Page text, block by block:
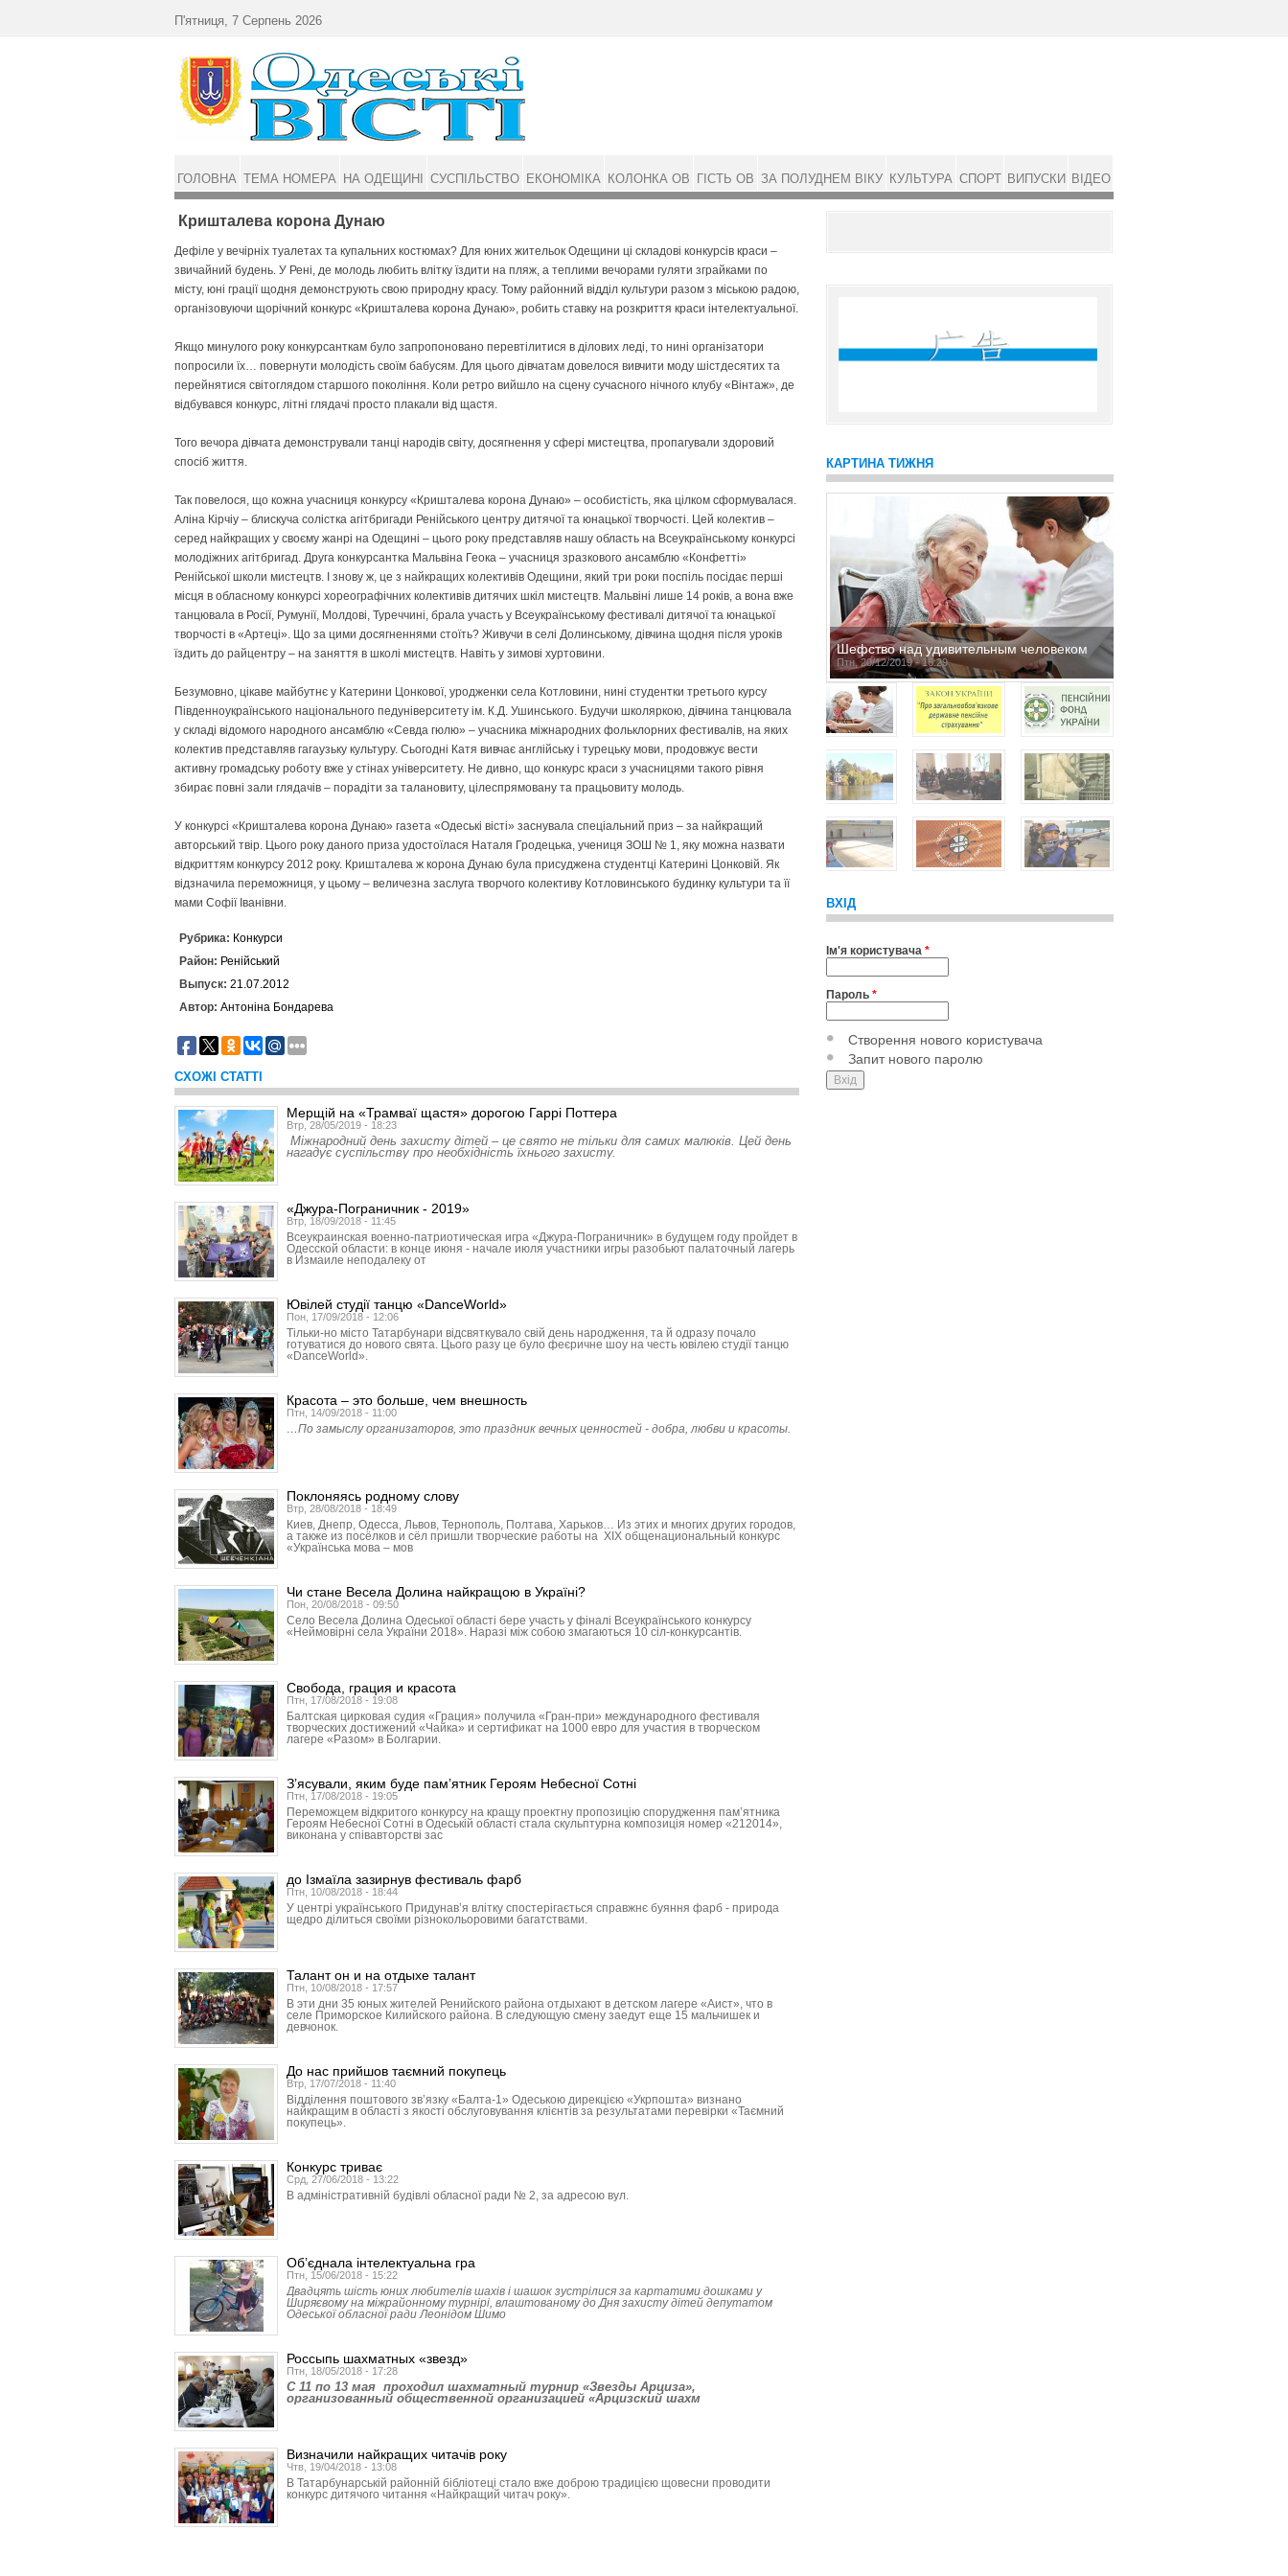
Кришталева корона Дунаю
Дефіле у вечірніх туалетах та купальних костюмах? Для юних жительок Одещини ці складові конкурсів краси –
звичайний будень. У Рені, де молодь любить влітку їздити на пляж, а теплими вечорами гуляти зграйками по
місту, юні грації щодня демонструють свою природну красу. Тому районний відділ культури разом з міською радою,
організовуючи щорічний конкурс «Кришталева корона Дунаю», робить ставку на розкриття краси інтелектуальної.
Якщо минулого року конкурсанткам було запропоновано перевтілитися в ділових леді, то нині організатори
попросили їх… повернути молодість своїм бабусям. Для цього дівчатам довелося вивчити моду шістдесятих та
перейнятися світоглядом старшого покоління. Коли ретро вийшло на сцену сучасного нічного клубу «Вінтаж», де
відбувався конкурс, літні глядачі просто плакали від щастя.
Того вечора дівчата демонстрували танці народів світу, досягнення у сфері мистецтва, пропагували здоровий
спосіб життя.
Так повелося, що кожна учасниця конкурсу «Криш­талева корона Дунаю» – особистість, яка цілком сформувалася.
Аліна Кірчіу – блискуча солістка агітбригади Ренійського центру дитячої та юнацької творчості. Цей колектив –
серед найкращих у своєму жанрі на Одещині – цього року представляв нашу область на Всеукраїнському конкурсі
молодіжних агітбригад. Друга конкурсантка Мальвіна Геока – учасниця зразкового ансамблю «Конфетті»
Ренійської школи мистецтв. І знову ж, це з найкращих колективів Одещини, який три роки поспіль посідає перші
місця в обласному конкурсі хореографічних колективів дитячих шкіл мистецтв. Мальвіні лише 14 років, а вона вже
танцювала в Росії, Румунії, Молдові, Туреччині, брала участь у Всеукраїнському фестивалі дитячої та юнацької
творчості в «Артеці». Що за цими досягненнями стоїть? Живучи в селі Долинському, дівчина щодня після уроків
їздить до райцентру – на заняття в школі мистецтв. Навіть у зимові хуртовини.
Безумовно, цікаве майбутнє у Катерини Цонкової, уродженки села Котловини, нині студентки третього курсу
Південноукраїнського національного педуніверситету ім. К.Д. Ушинського. Будучи школяркою, дівчина танцювала
у складі відомого народного ансамблю «Севда гюлю» – учасника міжнародних фольклорних фестивалів, на яких
колектив представляв гагаузьку культуру. Сьогодні Катя вивчає англійську і турецьку мови, продовжує вести
активну громадську роботу вже у стінах університету. Не дивно, що конкурс краси з учасницями такого рівня
збирає повні зали глядачів – порадіти за талановиту, цілеспрямовану та працьовиту молодь.
У конкурсі «Кришталева корона Дунаю» газета «Одеські вісті» заснувала спеціальний приз – за найкращий
авторський твір. Цього року даного приза удостоїлася Наталя Гродецька, учениця ЗОШ № 1, яку можна назвати
відкриттям конкурсу 2012 року. Кришталева ж корона Дунаю була присуджена студентці Катерині Цонковій. Як
відзначила переможниця, у цьому – величезна заслуга творчого колективу Котловинського будинку культури та її
мами Софії Іванівни.
Рубрика: Конкурси
Район: Ренійський
Выпуск: 21.07.2012
Автор: Антоніна Бондарева
СХОЖІ СТАТТІ
Мерщій на «Трамваї щастя» дорогою Гаррі Поттера
Втр, 28/05/2019 - 18:23
Міжнародний день захисту дітей – це свято не тільки для самих малюків. Цей день
нагадує суспільству про необхідність їхнього захисту.
«Джура-Пограничник - 2019»
Втр, 18/09/2018 - 11:45
Всеукраинская военно-патриотическая игра «Джура-Пограничник» в будущем году пройдет в
Одесской области: в конце июня - начале июля участники игры разобьют палаточный лагерь
в Измаиле неподалеку от
Ювілей студії танцю «DanceWorld»
Пон, 17/09/2018 - 12:06
Тільки-но місто Татарбунари відсвяткувало свій день народження, та й одразу почало
готуватися до нового свята. Цього разу це було феєричне шоу на честь ювілею студії танцю
«DanceWorld».
Красота – это больше, чем внешность
Птн, 14/09/2018 - 11:00
…По замыслу организаторов, это праздник вечных ценностей - добра, любви и красоты.
Поклоняясь родному слову
Втр, 28/08/2018 - 18:49
Киев, Днепр, Одесса, Львов, Тер­нополь, Полтава, Харьков… Из этих и многих других городов,
а также из посёлков и сёл пришли творческие работы на ХIХ общенациональный конкурс
«Українська мова – мов
Чи стане Весела Долина найкращою в Україні?
Пон, 20/08/2018 - 09:50
Село Весела Долина Одеської області бере участь у фіналі Всеукраїнського конкурсу
«Неймовірні села України 2018». Наразі між собою змагаються 10 сіл-конкурсантів.
Свобода, грация и красота
Птн, 17/08/2018 - 19:08
Балтская цирковая судия «Грация» получила «Гран-при» международного фестиваля
творческих достижений «Чайка» и сертификат на 1000 евро для участия в творческом
лагере «Разом» в Болгарии.
З’ясували, яким буде пам’ятник Героям Небесної Сотні
Птн, 17/08/2018 - 19:05
Переможцем відкритого конкурсу на кращу проектну пропозицію спорудження пам’ятника
Героям Небесної Сотні в Одеській області стала скульптурна композиція номер «212014»,
виконана у співавторстві зас
до Ізмаїла зазирнув фестиваль фарб
Птн, 10/08/2018 - 18:44
У центрі українського Придунав’я влітку спостерігається справжнє буяння фарб - природа
щедро ділиться своїми різнокольоровими багатствами.
Талант он и на отдыхе талант
Птн, 10/08/2018 - 17:57
В эти дни 35 юных жителей Ренийского района отдыхают в детском лагере «Аист», что в
селе Приморское Килийского района. В следующую смену заедут еще 15 мальчишек и
девчонок.
До нас прийшов таємний покупець
Втр, 17/07/2018 - 11:40
Відділення поштового зв’язку «Балта-1» Одеською дирекцією «Укрпошта» визнано
найкращим в області з якості обслуговування клієнтів за результатами перевірки «Таємний
покупець».
Конкурс триває
Срд, 27/06/2018 - 13:22
В адміністративній будівлі обласної ради № 2, за адресою вул.
Об’єднала інтелектуальна гра
Птн, 15/06/2018 - 15:22
Двадцять шість юних любителів шахів і шашок зустрілися за картатими дошками у
Ширяєвому на міжрайонному турнірі, влаштованому до Дня захисту дітей депутатом
Одеської обласної ради Леонідом Шимо
Россыпь шахматных «звезд»
Птн, 18/05/2018 - 17:28
C 11 по 13 мая проходил шахматный турнир «Звезды Арциза»,
организованный общественной организацией «Арцизский шахм
Визначили найкращих читачів року
Чтв, 19/04/2018 - 13:08
В Татарбунарській районній бібліотеці стало вже доброю традицією щовесни проводити
конкурс дитячого читання «Найкращий читач року».
КАРТИНА ТИЖНЯ
Шефство над удивительным человеком
Птн, 20/12/2019 - 16:29
ВХІД
Ім'я користувача *
Пароль *
Створення нового користувача
Запит нового паролю
П'ятниця, 7 Серпень 2026
ГОЛОВНА ТЕМА НОМЕРА НА ОДЕЩИНІ СУСПІЛЬСТВО ЕКОНОМІКА КОЛОНКА ОВ ГІСТЬ ОВ ЗА ПОЛУДНЕМ ВІКУ КУЛЬТУРА СПОРТ ВИПУСКИ ВІДЕО